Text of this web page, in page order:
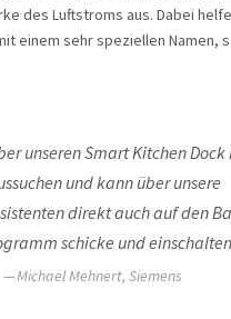
des Luftstroms aus. Dabei
einem sehr speziellen Namen,
unseren Smart Kitchen Dock
und kann über unsere
direkt auch auf den
schicke und
Michael Mehnert, Siemens